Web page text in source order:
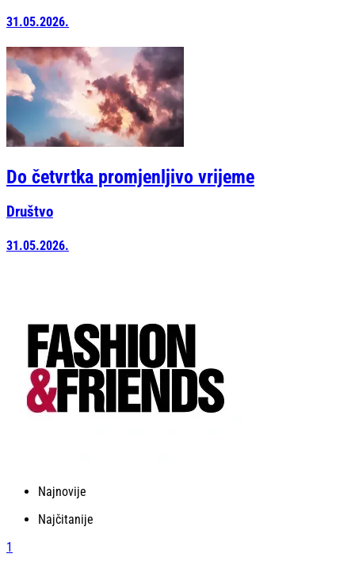
31.05.2026.
Do četvrtka promjenljivo vrijeme
Društvo
31.05.2026.
Najnovije
Najčitanije
1